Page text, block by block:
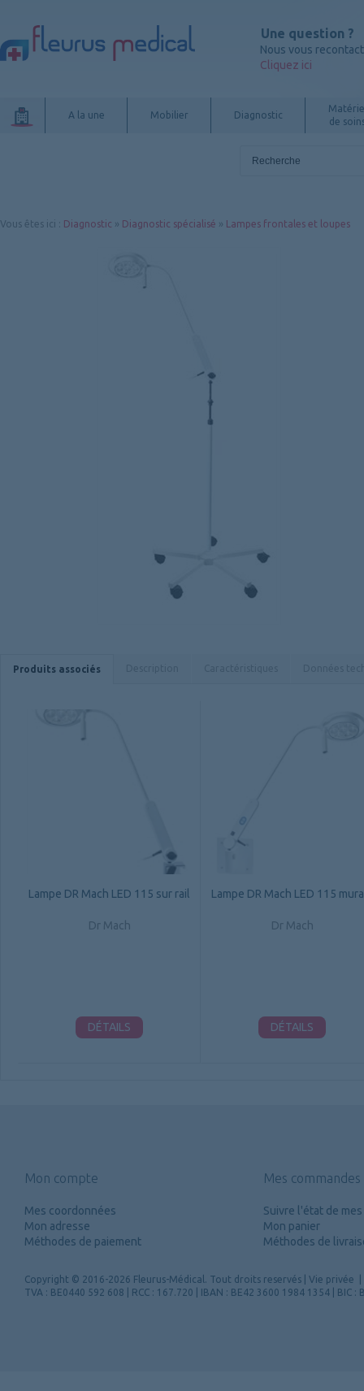
Une question ?
Nous vous
Cliquez ici
A la une Mobilier Diagnostic
de
Vous êtes ici Diagnostic » Diagnostic spécialisé » Lampes frontales et loupes
Produits associés
Lampe DR Mach LED 115 sur rail
Dr Mach
DÉTAILS
Lampe DR Mach LED 115
Dr Mach
DÉTAILS
Mon compte
Mes coordonnées
Mon adresse
Méthodes de paiement
Mes commandes
Suivre l'état de
Mon panier
Méthodes de
Copyright © 2016-2026 Fleurus-Médical. Tout droits reservés Vie privée
TVA : BE0440 592 608 | RCC : 167.720 | IBAN : BE42 3600 1984 1354 | BIC :